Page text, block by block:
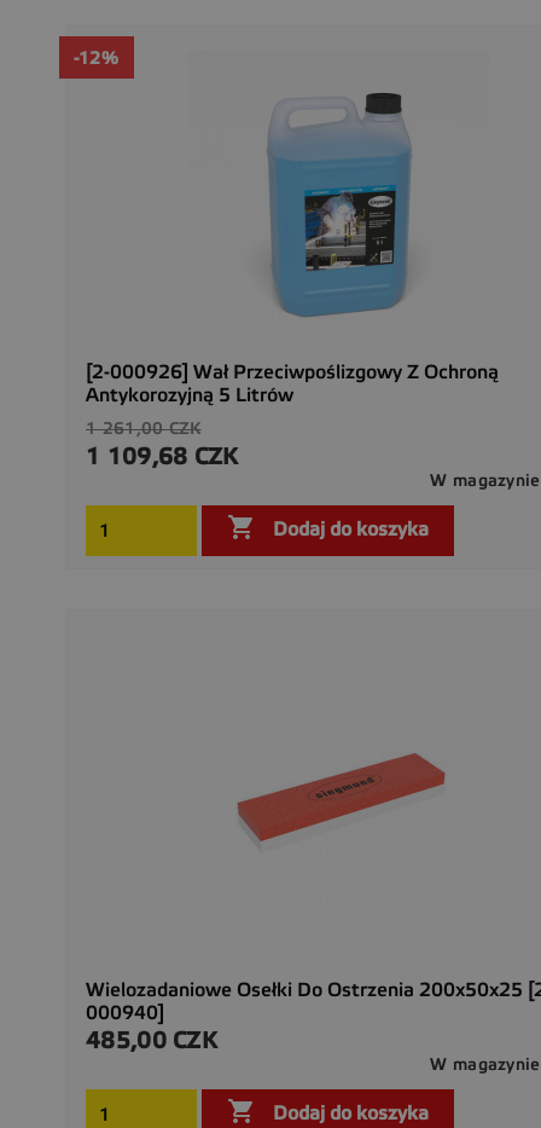
[2-000926] Wał Przeciwpoślizgowy Z Ochroną
Antykorozyjną 5 Litrów
Cena
podstawowa
1 261,00 CZK
-12%
Cena
1 109,68 CZK
W magazynie
 Dodaj do koszyka
Wielozadaniowe Osełki Do Ostrzenia 200x50x25
000940]
Cena
485,00 CZK
W magazynie
 Dodaj do koszyka